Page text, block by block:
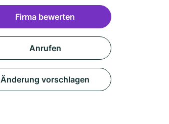
Firma bewerten
Anrufen
Änderung vorschlagen